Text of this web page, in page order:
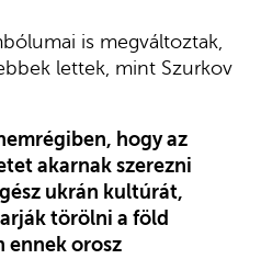
is megváltoztak,
lettek, mint Szurkov
hogy az
akarnak szerezni
ukrán kultúrát,
törölni a föld
ennek orosz